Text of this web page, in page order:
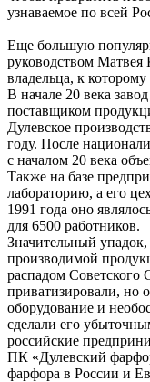
узнаваемое по всей
Еще большую
руководством Матвея
владельца, к
В начале 20 века
поставщиком
Дулевское
году. После
с началом 20 века
Также на базе
лабораторию, а его
1991 года оно
для 6500 работников.
Значительный
производимой
распадом Советского
приватизировали, но
оборудование и
сделали его
российские
ПК «Дулевский
фарфора в России и